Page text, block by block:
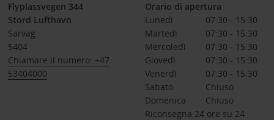
Flyplassvegen 344
Stord Lufthavn
Sarvag
5404
Chiamare il numero: +47
53404000
Orario di apertura
Lunedì
07:30 - 15:30
Martedì
07:30 - 15:30
Mercoledì
07:30 - 15:30
Giovedì
07:30 - 15:30
Venerdì
07:30 - 15:30
Sabato
Chiuso
Domenica
Chiuso
Riconsegna 24 ore su 24